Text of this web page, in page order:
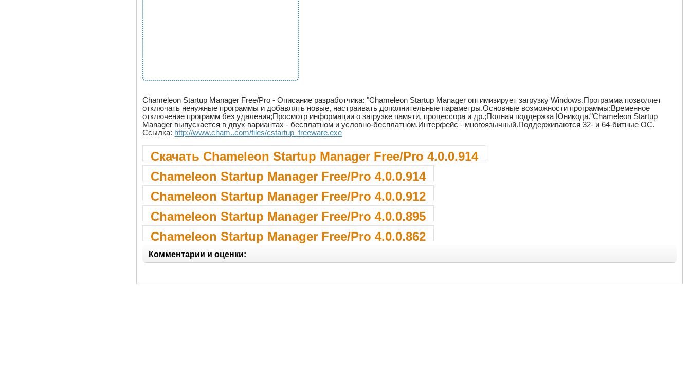
Chameleon Startup Manager Free/Pro - Описание разработчика: "Chameleon Startup Manager оптимизирует загрузку Windows.Программа позволяет
отключать ненужные программы и добавлять новые, настраивать дополнительные параметры.Основные возможности программы:Временное
отключение программ без удаления;Просмотр информации о загрузке памяти, процессора и др.;Полная поддержка Юникода."Chameleon Startup
Manager выпускается в двух вариантах - бесплатном и условно-бесплатном.Интерфейс - многоязычный.Поддерживаются 32- и 64-битные ОС.
Ссылка: http://www.cham..com/files/cstartup_freeware.exe
Скачать Chameleon Startup Manager Free/Pro 4.0.0.914
Chameleon Startup Manager Free/Pro 4.0.0.914
Chameleon Startup Manager Free/Pro 4.0.0.912
Chameleon Startup Manager Free/Pro 4.0.0.895
Chameleon Startup Manager Free/Pro 4.0.0.862
Комментарии и оценки: